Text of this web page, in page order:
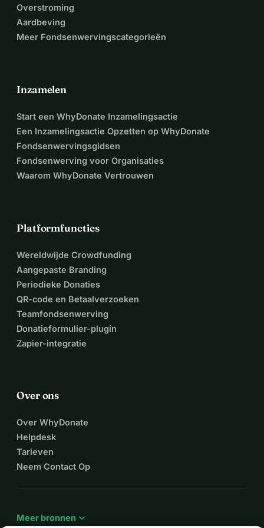
Overstroming
Aardbeving
Meer Fondsenwervingscategorieën
Inzamelen
Start een WhyDonate Inzamelingsactie
Een Inzamelingsactie Opzetten op WhyDonate
Fondsenwervingsgidsen
Fondsenwerving voor Organisaties
Waarom WhyDonate Vertrouwen
Platformfuncties
Wereldwijde Crowdfunding
Aangepaste Branding
Periodieke Donaties
QR-code en Betaalverzoeken
Teamfondsenwerving
Donatieformulier-plugin
Zapier-integratie
Over ons
Over WhyDonate
Helpdesk
Tarieven
Neem Contact Op
Meer bronnen expand_more